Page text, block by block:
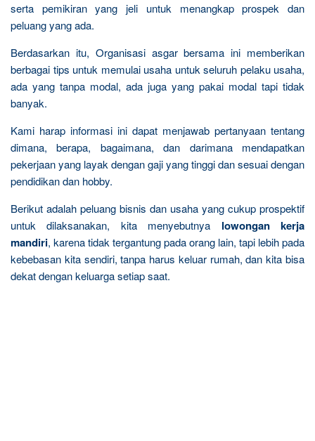
serta pemikiran yang jeli untuk menangkap prospek dan
peluang yang ada.
Berdasarkan itu, Organisasi asgar bersama ini memberikan
berbagai tips untuk memulai usaha untuk seluruh pelaku usaha,
ada yang tanpa modal, ada juga yang pakai modal tapi tidak
banyak.
Kami harap informasi ini dapat menjawab pertanyaan tentang
dimana, berapa, bagaimana, dan darimana mendapatkan
pekerjaan yang layak dengan gaji yang tinggi dan sesuai dengan
pendidikan dan hobby.
Berikut adalah peluang bisnis dan usaha yang cukup prospektif
untuk dilaksanakan, kita menyebutnya lowongan kerja
mandiri, karena tidak tergantung pada orang lain, tapi lebih pada
kebebasan kita sendiri, tanpa harus keluar rumah, dan kita bisa
dekat dengan keluarga setiap saat.